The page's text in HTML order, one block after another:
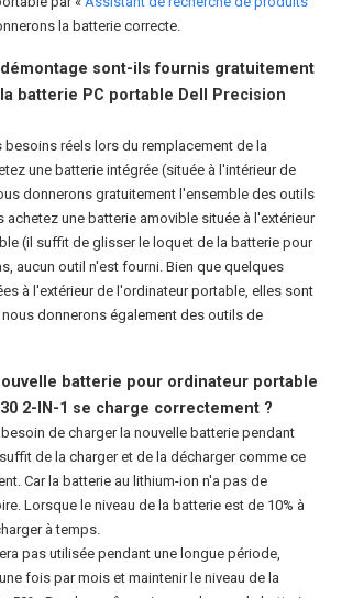
la batterie correcte.
sont-ils fournis gratuitement
batterie PC portable Dell Precision
besoins réels lors du remplacement de la
une batterie intégrée (située à l'intérieur de
donnerons gratuitement l'ensemble des outils
achetez une batterie amovible située à l'extérieur
(il suffit de glisser le loquet de la batterie pour
aucun outil n'est fourni. Bien que quelques
à l'extérieur de l'ordinateur portable, elles sont
donnerons également des outils de
batterie pour ordinateur portable
2-IN-1 se charge correctement ?
de charger la nouvelle batterie pendant
de la charger et de la décharger comme ce
Car la batterie au lithium-ion n'a pas de
Lorsque le niveau de la batterie est de 10% à
à temps.
pas utilisée pendant une longue période,
fois par mois et maintenir le niveau de la